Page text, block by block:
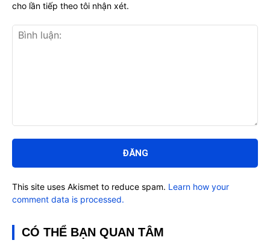
luận:
cho lần tiếp theo tôi nhận xét.
This site uses Akismet to reduce spam. Learn how your
comment data is processed.
CÓ THỂ BẠN QUAN TÂM